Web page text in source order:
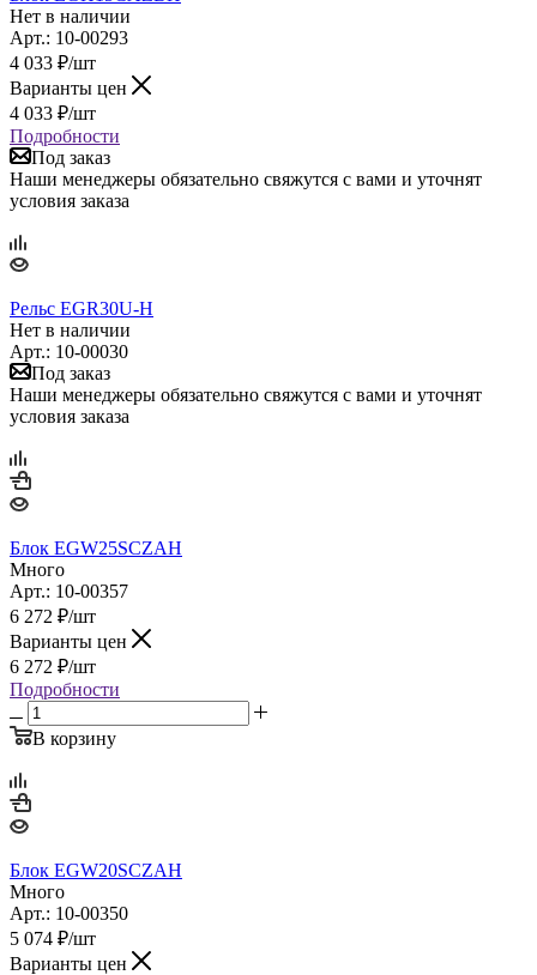
Нет в наличии
Арт.: 10-00293
4 033 ₽/шт
Варианты цен
4 033 ₽/шт
Подробности
Под заказ
Наши менеджеры обязательно свяжутся с вами и уточнят
условия заказа
Рельс EGR30U-H
Нет в наличии
Арт.: 10-00030
Под заказ
Наши менеджеры обязательно свяжутся с вами и уточнят
условия заказа
Блок EGW25SCZAH
Много
Арт.: 10-00357
6 272 ₽/шт
Варианты цен
6 272 ₽/шт
Подробности
В корзину
Блок EGW20SCZAH
Много
Арт.: 10-00350
5 074 ₽/шт
Варианты цен